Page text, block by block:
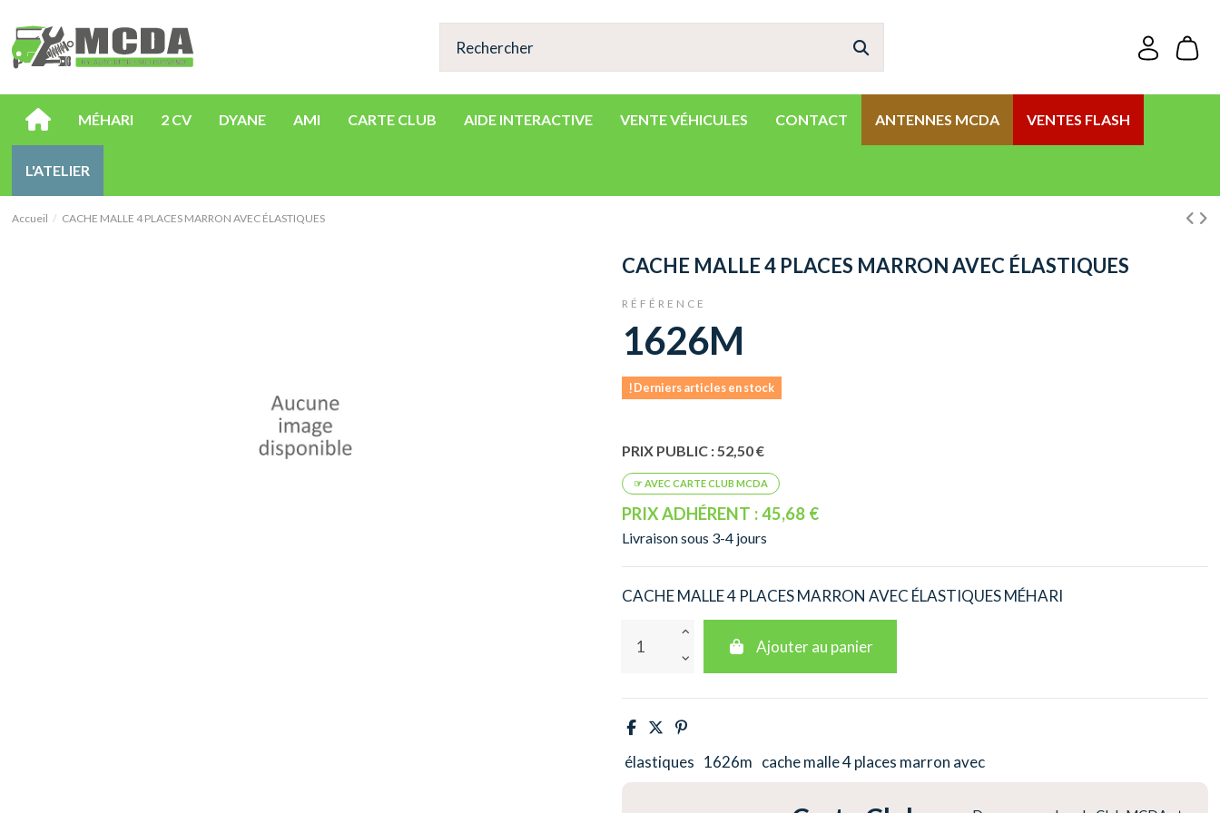
MÉHARI 2 CV DYANE AMI CARTE CLUB AIDE INTERACTIVE VENTE VÉHICULES CONTACT ANTENNES MCDA VENTES FLASH
L'ATELIER
Accueil CACHE MALLE 4 PLACES MARRON AVEC ÉLASTIQUES
CACHE MALLE 4 PLACES MARRON AVEC ÉLASTIQUES
RÉFÉRENCE
1626M
Derniers articles en stock
PRIX PUBLIC : 52,50 €
PRIX ADHÉRENT : 45,68 €
Livraison sous 3-4 jours
CACHE MALLE 4 PLACES MARRON AVEC ÉLASTIQUES MÉHARI
Ajouter au panier
élastiques 1626m cache malle 4 places marron avec